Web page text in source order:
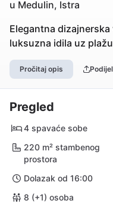
u Medulin, Istra
Elegantna
luksuzna idila uz
Pročitaj opis
Pregled
4 spavaće sobe
220 m² stambenog
prostora
Dolazak od 16:00
8 (+1) osoba